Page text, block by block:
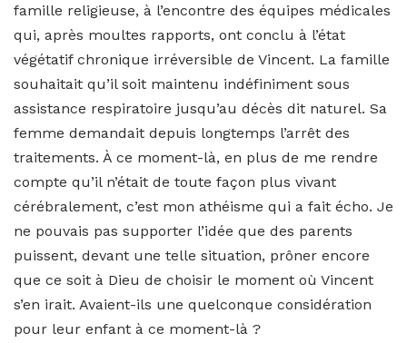
famille religieuse, à l’encontre des équipes médicales
qui, après moultes rapports, ont conclu à l’état
végétatif chronique irréversible de Vincent. La famille
souhaitait qu’il soit maintenu indéfiniment sous
assistance respiratoire jusqu’au décès dit naturel. Sa
femme demandait depuis longtemps l’arrêt des
traitements. À ce moment-là, en plus de me rendre
compte qu’il n’était de toute façon plus vivant
cérébralement, c’est mon athéisme qui a fait écho. Je
ne pouvais pas supporter l’idée que des parents
puissent, devant une telle situation, prôner encore
que ce soit à Dieu de choisir le moment où Vincent
s’en irait. Avaient-ils une quelconque considération
pour leur enfant à ce moment-là ?